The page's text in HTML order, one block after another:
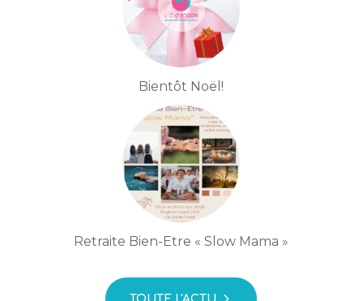
Bientôt Noël!
Retraite Bien-Etre « Slow Mama »